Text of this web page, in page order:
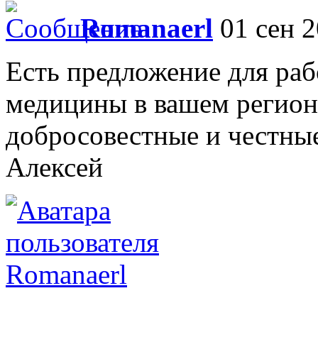
Romanaerl 01 сен
Есть предложение для
медицины в вашем
добросовестные и
Алексей
Romanaerl